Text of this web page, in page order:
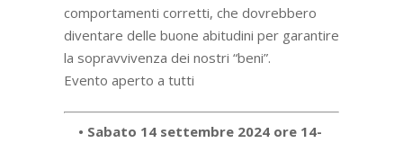
comportamenti corretti, che dovrebbero
diventare delle buone abitudini per garantire
la sopravvivenza dei nostri “beni”.
Evento aperto a tutti
• Sabato 14 settembre 2024 ore 14-